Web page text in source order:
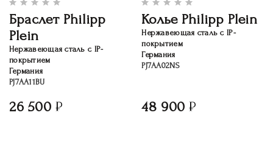
Браслет Philipp
Plein
Нержавеющая сталь c IP-
покрытием
Германия
PJ7AA11BU
26 500
Колье Philipp Plein
Нержавеющая сталь c IP-
покрытием
Германия
PJ7AA02NS
48 900